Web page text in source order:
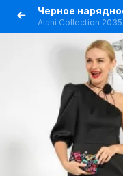
Alani Collection 2035